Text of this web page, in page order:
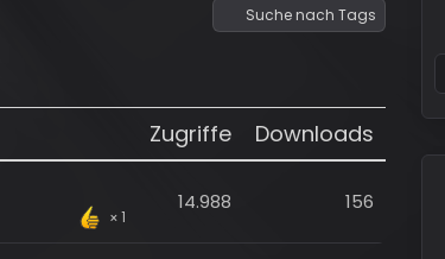
Suche nach Tags
Zugriffe Downloads
1
14.988 156